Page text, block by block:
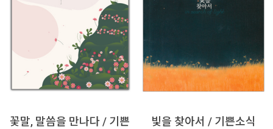
꽃말, 말씀을 만나다 / 기쁜
빛을 찾아서 / 기쁜소식